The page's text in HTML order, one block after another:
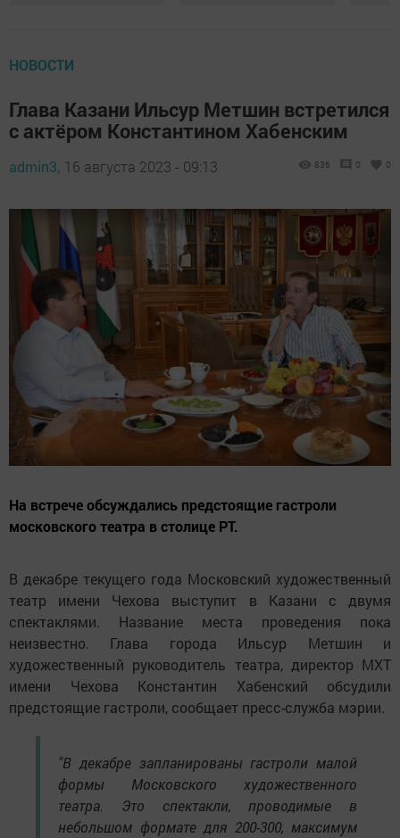
НОВОСТИ
Глава Казани Ильсур Метшин встретился
с актёром Константином Хабенским
admin3, 16 августа 2023 - 09:13 836 0 0
На встрече обсуждались предстоящие гастроли
московского театра в столице РТ.
В декабре текущего года Московский художественный
театр имени Чехова выступит в Казани с двумя
спектаклями. Название места проведения пока
неизвестно. Глава города Ильсур Метшин и
художественный руководитель театра, директор МХТ
имени Чехова Константин Хабенский обсудили
предстоящие гастроли, сообщает пресс-служба мэрии.
"В декабре запланированы гастроли малой
формы Московского художественного
театра. Это спектакли, проводимые в
небольшом формате для 200-300, максимум